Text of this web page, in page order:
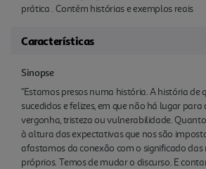
prática . Contém histórias e exemplos reais
Características
Sinopse
"Estamos presos numa história. A história de
sucedidos e felizes, em que não há lugar para
vergonha, tristeza ou vulnerabilidade.
à altura das expectativas que nos são
afastamos da conexão com o significado das
próprios. Temos de mudar o discurso. E